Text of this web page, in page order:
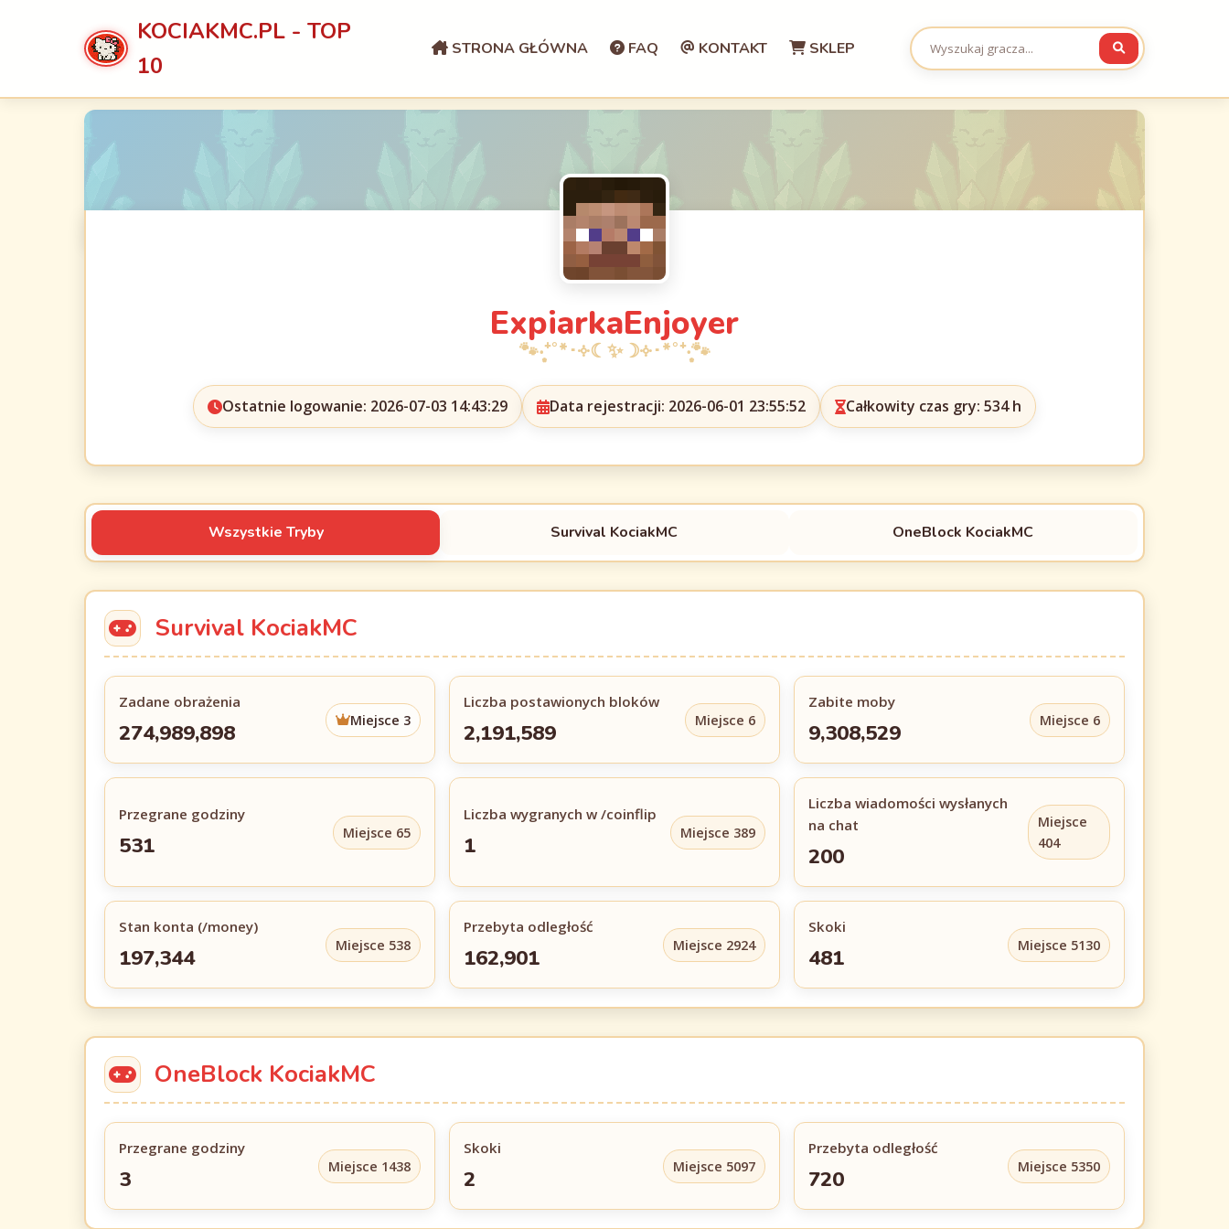
KOCIAKMC.PL - TOP
10
STRONA GŁÓWNA FAQ KONTAKT SKLEP
ExpiarkaEnjoyer
Ostatnie logowanie: 2026-07-03 14:43:29 Data rejestracji: 2026-06-01 23:55:52 Całkowity czas gry: 534 h
Wszystkie Tryby Survival KociakMC OneBlock KociakMC
Survival KociakMC
Zadane obrażenia
274,989,898 Miejsce 3
Liczba postawionych bloków
2,191,589 Miejsce 6
Zabite moby
9,308,529 Miejsce 6
Przegrane godziny
531 Miejsce 65
Liczba wygranych w /coinflip
1 Miejsce 389
Liczba wiadomości wysłanych
na chat
200
Miejsce
404
Stan konta (/money)
197,344 Miejsce 538
Przebyta odległość
162,901 Miejsce 2924
Skoki
481 Miejsce 5130
OneBlock KociakMC
Przegrane godziny
3 Miejsce 1438
Skoki
2 Miejsce 5097
Przebyta odległość
720 Miejsce 5350